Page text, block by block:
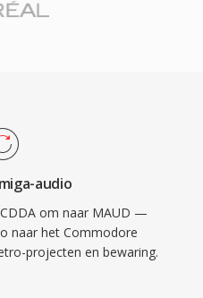
audio
om naar MAUD —
naar het Commodore
projecten en bewaring.